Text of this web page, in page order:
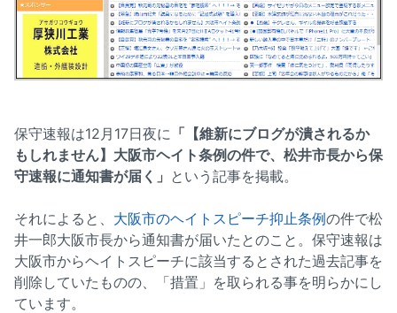
保守速報は12月17日夜に 「【維新にブログが潰されるか
もしれません】大阪市ヘイト条例の件で、松井市長から保
守速報に通知書が届く」 という記事を掲載。
それによると、 大阪市のヘイトスピーチ抑止条例の件で松
井一郎大阪市長から通知書が届いたとのこと。保守速報は
大阪市からヘイトスピーチに該当するとされた過去記事を
削除していたものの、「措置」を取られる事を明らかにし
ています。